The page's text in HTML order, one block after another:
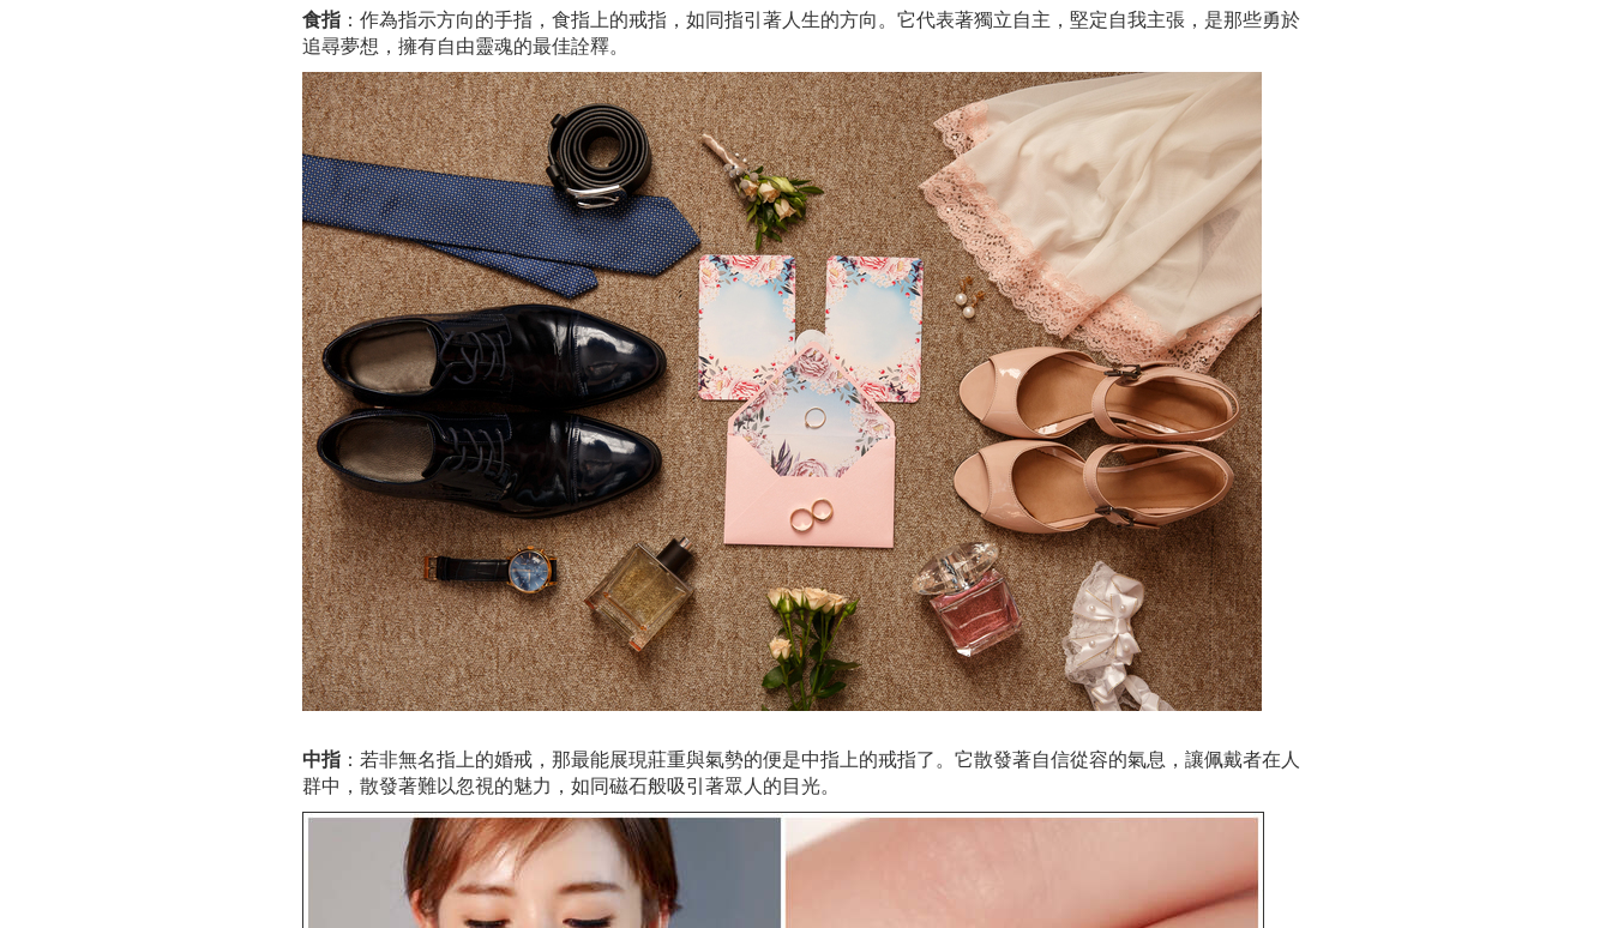
食指：作為指示方向的手指，食指上的戒指，如同指引著人生的方向。它代表著獨立自主，堅定自我主張，是那些勇於
追尋夢想，擁有自由靈魂的最佳詮釋。
中指：若非無名指上的婚戒，那最能展現莊重與氣勢的便是中指上的戒指了。它散發著自信從容的氣息，讓佩戴者在人
群中，散發著難以忽視的魅力，如同磁石般吸引著眾人的目光。